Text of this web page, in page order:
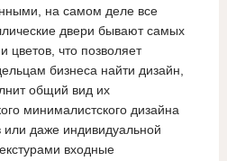
на самом деле все
двери бывают самых
цветов, что позволяет
бизнеса найти дизайн,
общий вид их
минималистского дизайна
или даже индивидуальной
входные